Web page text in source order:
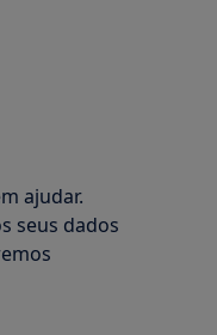
ajudar.
seus dados